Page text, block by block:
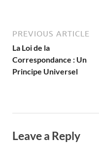
PREVIOUS ARTICLE
La Loi de la
Correspondance : Un
Principe Universel
Leave a Reply